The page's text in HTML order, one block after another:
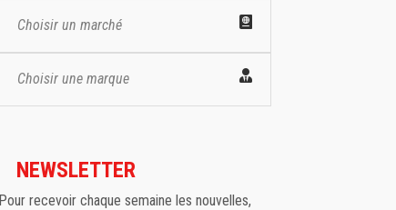
Choisir un marché
Choisir une marque
NEWSLETTER
Pour recevoir chaque semaine les nouvelles,